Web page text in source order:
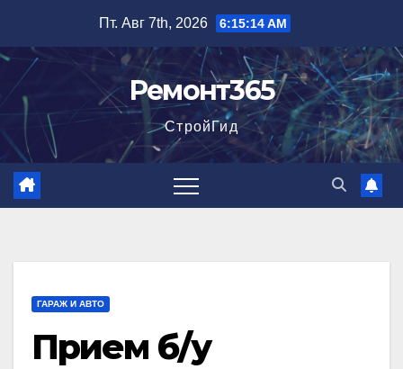
содержимому
Пт. Авг 7th, 2026 6:15:15 AM
Ремонт365
СтройГид
ГАРАЖ И АВТО
Прием б/у